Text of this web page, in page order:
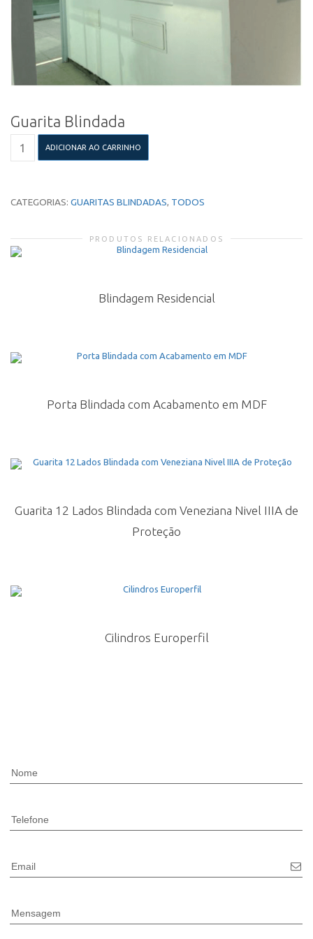
Guarita Blindada
Blindada
ADICIONAR AO CARRINHO
CATEGORIAS: GUARITAS BLINDADAS, TODOS
PRODUTOS RELACIONADOS
Blindagem Residencial
Porta Blindada com Acabamento em MDF
Guarita 12 Lados Blindada com Veneziana Nivel IIIA de
Proteção
Cilindros Europerfil
Nome
Telefone
Email
Mensagem